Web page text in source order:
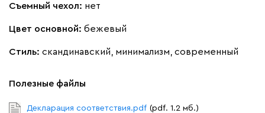
Съемный чехол: нет
Цвет основной: бежевый
Стиль: скандинавский, минимализм, современный
Полезные файлы
Декларация соответствия.pdf (pdf. 1.2 мб.)